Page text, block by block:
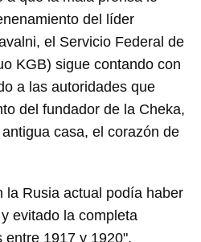
del líder
el Servicio Federal de
KGB) sigue contando con
a las autoridades que
del fundador de la Cheka,
casa, el corazón de
la Rusia actual podía haber
evitado la completa
1917 y 1920",